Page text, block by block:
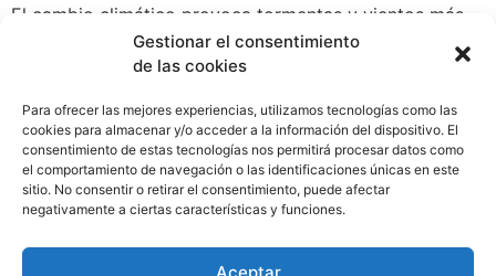
Gestionar el consentimiento
de las cookies
Para ofrecer las mejores experiencias, utilizamos tecnologías como las
cookies para almacenar y/o acceder a la información del dispositivo. El
consentimiento de estas tecnologías nos permitirá procesar datos como
el comportamiento de navegación o las identificaciones únicas en este
sitio. No consentir o retirar el consentimiento, puede afectar
negativamente a ciertas características y funciones.
Aceptar
El cambio climático provoca tormentas y vientos más
violentos, y como se continúan talando los árboles
existentes, la fragmentación del hábitat y el cambio
Amazonas. A medida que la gente divide el bosque en
zonas cada vez más pequeñas, los efectos del cambio
climático se dejan sentir con más fuerza.
WhatsApp
Compartir